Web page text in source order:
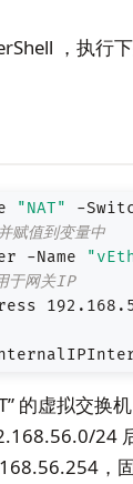
，执行
"NAT"
值到变量中
-Name
于网关IP
的虚拟交
24
，